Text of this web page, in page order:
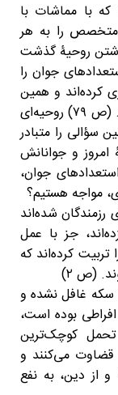
با مماشات با
متخصص را به هر
روحیۀ گذشت
جوان را
کرده‌اند و همین
روحیه، هشت سال پایداری را رقم زده است. (ص ۷۹) روحیه‌ای
را متبادر
امروز و جوانانش
جوان،
مواجه هستیم؟
رزمندگان شده‌اند
جز با عمل
کرده‌اند که
(ص ۲)
سکه غافل نشده و
بوده است،
کوچک‌ترین
قضاوت می‌کنند و
و از دین، به نفع